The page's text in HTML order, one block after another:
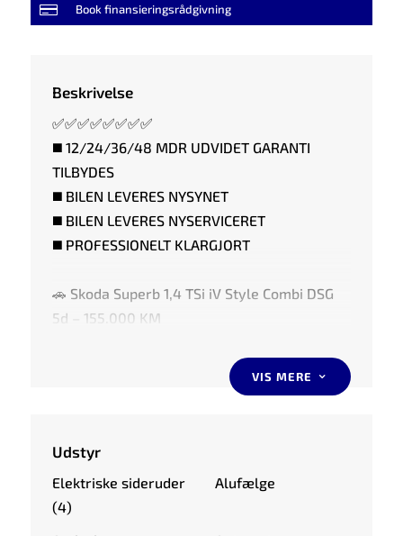
Book finansieringsrådgivning
Beskrivelse
✅✅✅✅✅✅✅✅
◼️ 12/24/36/48 MDR UDVIDET GARANTI
TILBYDES
◼️ BILEN LEVERES NYSYNET
◼️ BILEN LEVERES NYSERVICERET
◼️ PROFESSIONELT KLARGJORT
🚗 Skoda Superb 1,4 TSi iV Style Combi DSG
5d – 155.000 KM
🔋 Elektrisk rækkevidde op til 66 km
veludstyret plug-in hybrid stationcar med
masser af komfort, stærk totaløkonomi og et
imponerende udstyrsniveau. Skoda Superb
VIS MERE 3
Udstyr
Elektriske sideruder
(4)
Alufælge